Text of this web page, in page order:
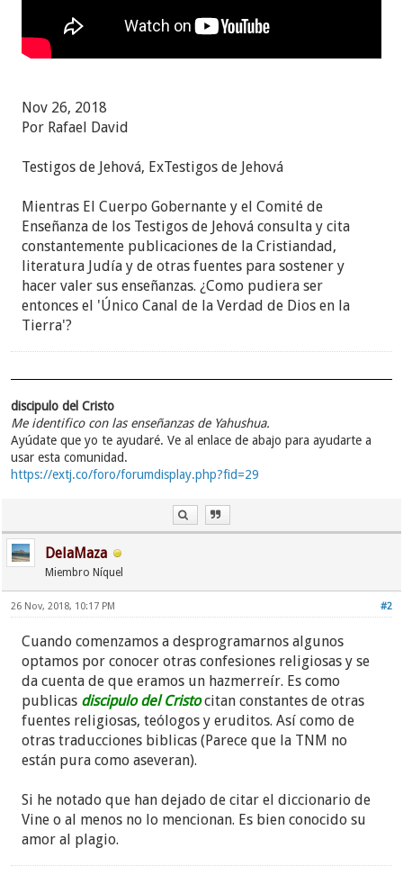
Nov 26, 2018
Por Rafael David
Testigos de Jehová, ExTestigos de Jehová
Mientras El Cuerpo Gobernante y el Comité de
Enseñanza de los Testigos de Jehová consulta y cita
constantemente publicaciones de la Cristiandad,
literatura Judía y de otras fuentes para sostener y
hacer valer sus enseñanzas. ¿Como pudiera ser
entonces el 'Único Canal de la Verdad de Dios en la
Tierra'?
discipulo del Cristo
Me identifico con las enseñanzas de Yahushua.
Ayúdate que yo te ayudaré. Ve al enlace de abajo para ayudarte a
usar esta comunidad.
https://extj.co/foro/forumdisplay.php?fid=29
DelaMaza
Miembro Níquel
#2
26 Nov, 2018, 10:17 PM
Cuando comenzamos a desprogramarnos algunos
optamos por conocer otras confesiones religiosas y se
da cuenta de que eramos un hazmerreír. Es como
publicas discipulo del Cristocitan constantes de otras
fuentes religiosas, teólogos y eruditos. Así como de
otras traducciones biblicas (Parece que la TNM no
están pura como aseveran).
Si he notado que han dejado de citar el diccionario de
Vine o al menos no lo mencionan. Es bien conocido su
amor al plagio.